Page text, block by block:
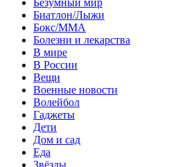
Биатлон/Лыжи
Бокс/MMA
Болезни и лекарства
В мире
В России
Вещи
Военные новости
Волейбол
Гаджеты
Дети
Дом и сад
Еда
Звёзды